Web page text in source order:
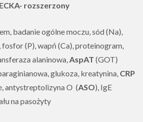
rozszerzony
badanie ogólne moczu, sód (Na),
fosfor (P), wapń (Ca), proteinogram,
alaninowa,AspAT (GOT)
glukoza, kreatynina, CRP
antystreptolizyna O (ASO), IgE
na pasożyty